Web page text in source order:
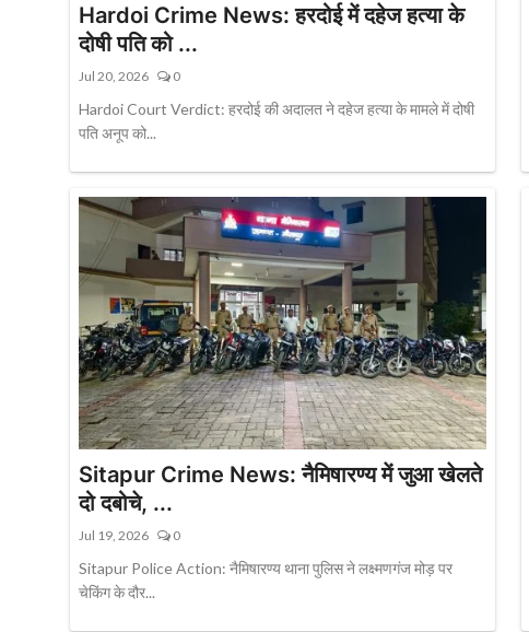
Hardoi Crime News: हरदोई में दहेज हत्या के
दोषी पति को ...
Jul 20, 2026 0
Hardoi Court Verdict: हरदोई की अदालत ने दहेज हत्या के मामले में दोषी
पति अनूप को...
Sitapur Crime News: नैमिषारण्य में जुआ खेलते
दो दबोचे, ...
Jul 19, 2026 0
Sitapur Police Action: नैमिषारण्य थाना पुलिस ने लक्ष्मणगंज मोड़ पर
चेकिंग के दौर...